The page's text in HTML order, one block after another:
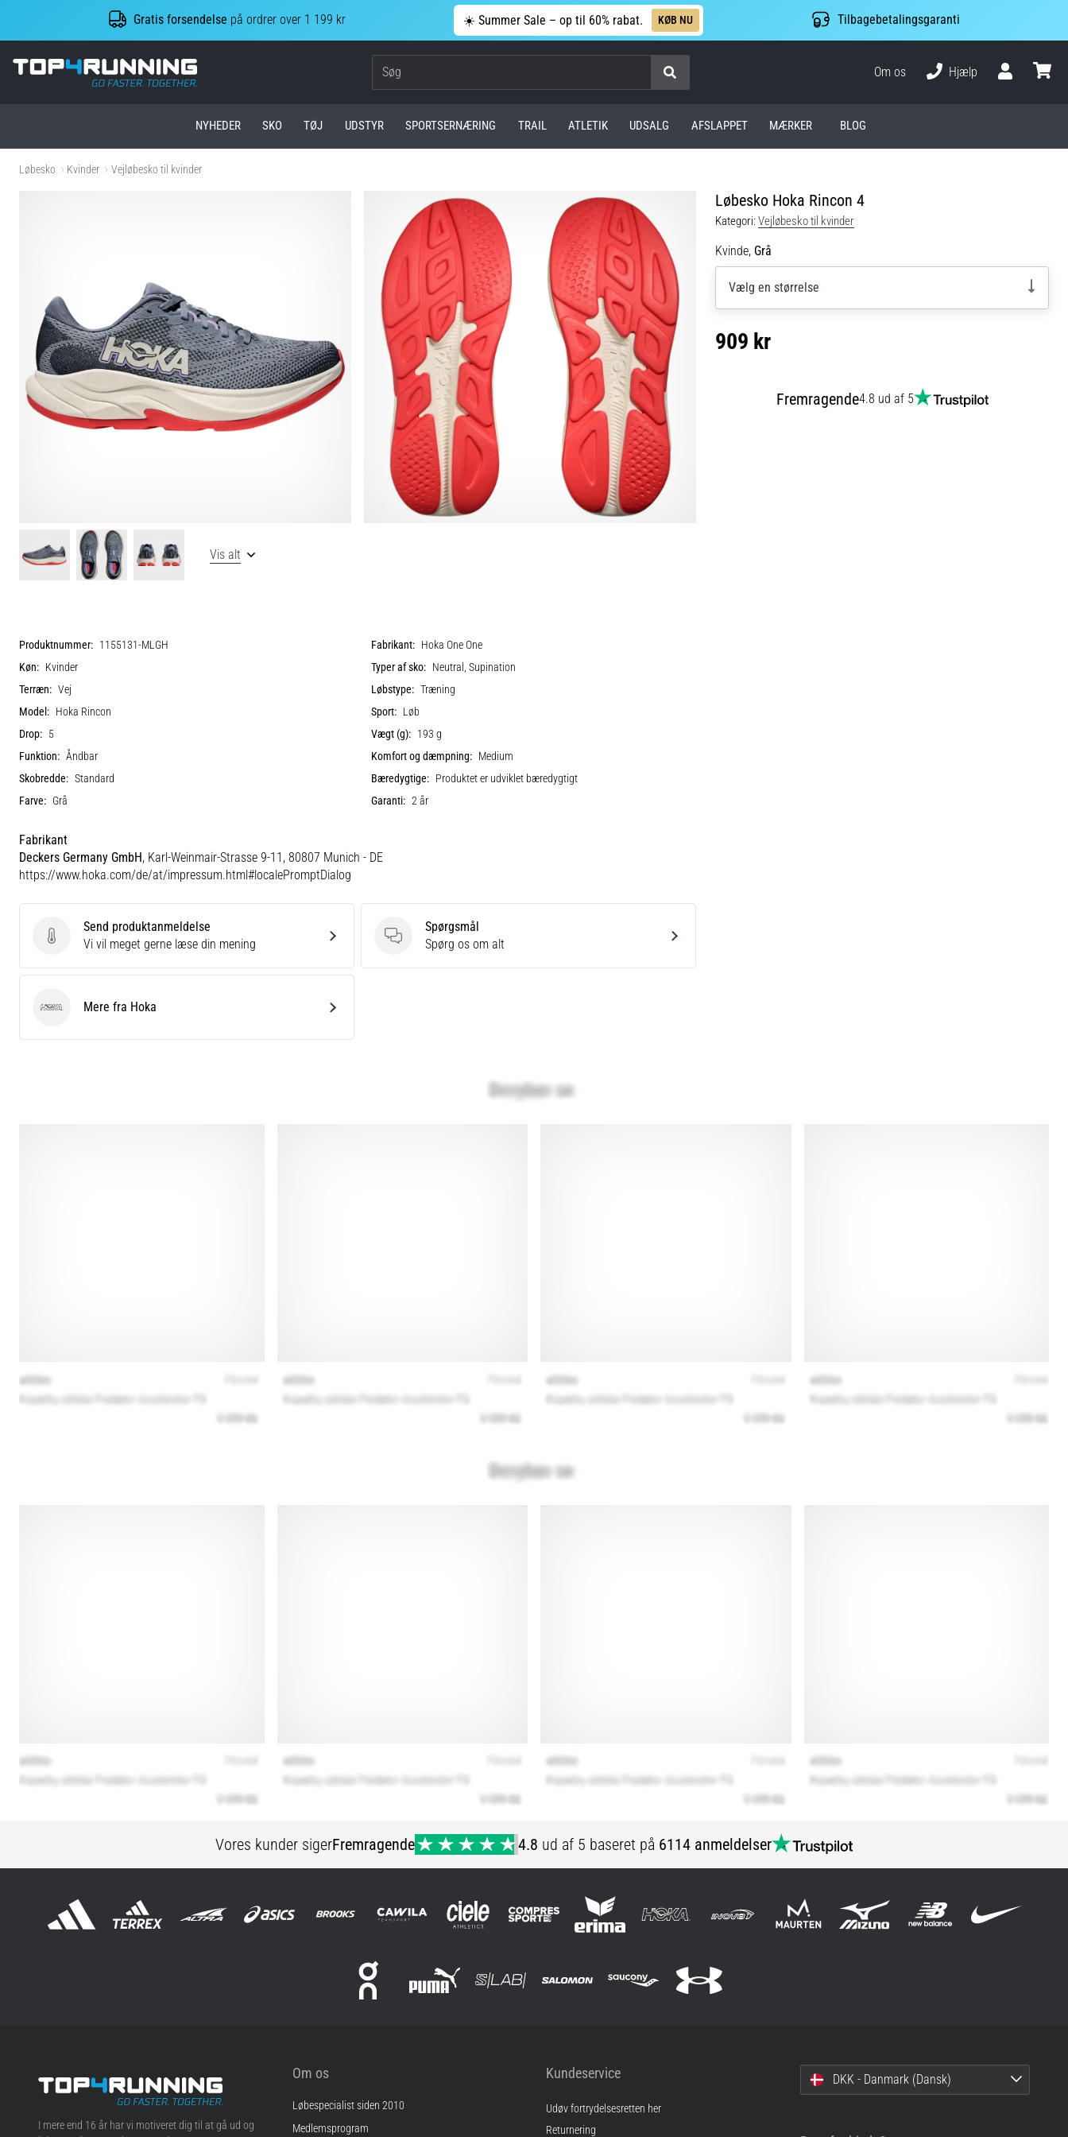
Gratis forsendelse på ordrer over 1 199 kr ☀️ Summer Sale – op til 60% rabat. KØB NU Tilbagebetalingsgaranti
Top4Running.dk
Om os
Hjælp
NYHEDER SKO TØJ UDSTYR SPORTSERNÆRING TRAIL ATLETIK UDSALG AFSLAPPET MÆRKER BLOG
Løbesko Kvinder Vejløbesko til kvinder
Løbesko Hoka Rincon 4
Kategori:Vejløbesko til kvinder
Kvinde, Grå
Vælg en størrelse
909 kr
Fremragende4.8 ud af 5
Vis alt
Produktnummer: 1155131-MLGH Fabrikant: Hoka One One
Køn: Kvinder Typer af sko: Neutral, Supination
Terræn: Vej Løbstype: Træning
Model: Hoka Rincon Sport: Løb
Drop: 5 Vægt (g): 193 g
Funktion: Åndbar Komfort og dæmpning: Medium
Skobredde: Standard Bæredygtige: Produktet er udviklet bæredygtigt
Farve: Grå Garanti: 2 år
Fabrikant
Deckers Germany GmbH, Karl-Weinmair-Strasse 9-11, 80807 Munich - DE
https://www.hoka.com/de/at/impressum.html#localePromptDialog
Send produktanmeldelse
Send produktanmeldelse
Vi vil meget gerne læse din mening
Spørgsmål
Spørgsmål
Spørg os om alt
Hoka Mere fra Hoka
Vores kunder sigerFremragende 4.8 ud af 5 baseret på 6114 anmeldelser
Top4Running.dk
I mere end 16 år har vi motiveret dig til at gå ud og
Om os
Løbespecialist siden 2010
Medlemsprogram
Kundeservice
Udøv fortrydelsesretten her
Returnering
DKK - Danmark (Dansk)